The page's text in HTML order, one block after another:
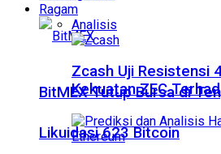
BitMEX Tutup Bursa di
Likuidasi 623 Bitcoin
Ragam
Analisis
Zcash Uji Resistensi
Kekuatan ZEC